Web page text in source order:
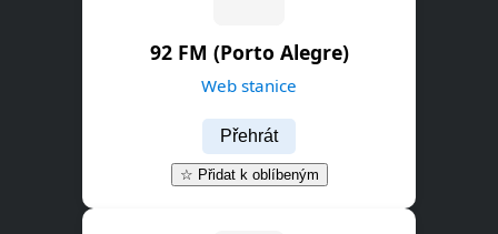
92 FM (Porto Alegre)
Web stanice
Přehrát
☆ Přidat k oblíbeným